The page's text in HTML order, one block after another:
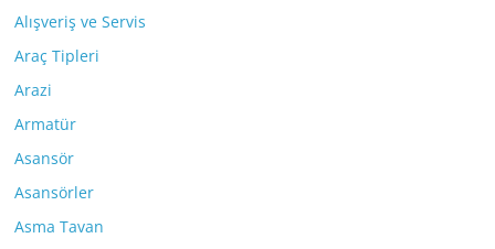
Alışveriş ve Servis
Araç Tipleri
Arazi
Armatür
Asansör
Asansörler
Asma Tavan